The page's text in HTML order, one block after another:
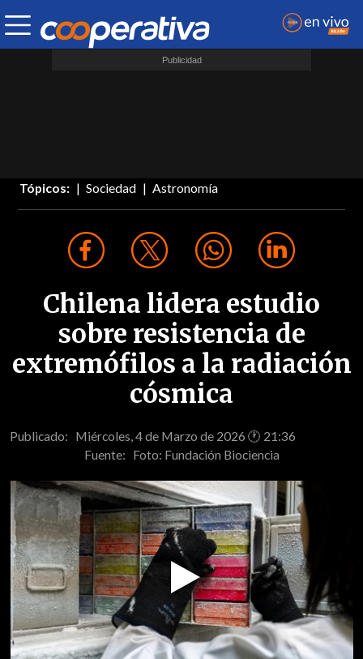
Tópicos: Sociedad Astronomía
Chilena lidera estudio
sobre resistencia de
extremófilos a la radiación
cósmica
Publicado: Miércoles, 4 de Marzo de 2026 🕐 21:36
Fuente: Foto: Fundación Biociencia
Video